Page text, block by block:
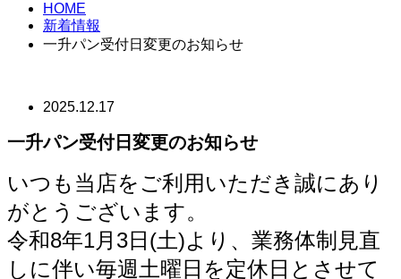
HOME
新着情報
一升パン受付日変更のお知らせ
2025.12.17
一升パン受付日変更のお知らせ
いつも当店をご利用いただき誠にあり
がとうございます。
令和8年1月3日(土)より、業務体制見直
しに伴い毎週土曜日を定休日とさせて